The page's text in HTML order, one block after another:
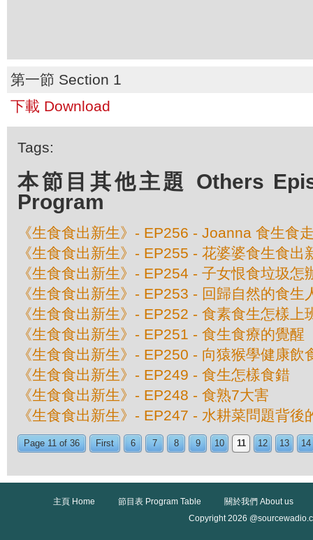
第一節 Section 1
下載 Download
Tags:
本節目其他主題 Others
Program
《生食食出新生》- EP256 - Joanna 食生食
《生食食出新生》- EP255 - 花婆婆食生食出
《生食食出新生》- EP254 - 子女恨食垃圾怎
《生食食出新生》- EP253 - 回歸自然的食生
《生食食出新生》- EP252 - 食素食生怎樣上
《生食食出新生》- EP251 - 食生食療的覺醒
《生食食出新生》- EP250 - 向猿猴學健康飲
《生食食出新生》- EP249 - 食生怎樣食錯
《生食食出新生》- EP248 - 食熟7大害
《生食食出新生》- EP247 - 水耕菜問題背後
Page 11 of 36 First 6 7 8 9 10 11 12 13 14
主頁 Home 節目表 Program Table
關於我們 About us
Copyright 2026